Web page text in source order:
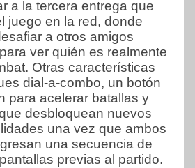
a la tercera entrega que
juego en la red, donde
a otros amigos
ver quién es realmente
Otras características
dial-a-combo, un botón
para acelerar batallas y
desbloquean nuevos
una vez que ambos
una secuencia de
previas al partido.